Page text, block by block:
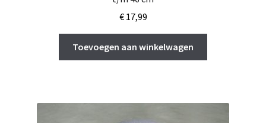
€17,99
Toevoegen aan winkelwagen